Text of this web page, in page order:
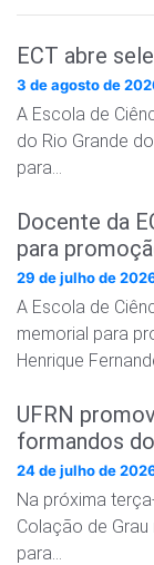
ECT abre
3 de agosto de
A Escola de
do Rio Grande
para…
Docente da
para
29 de julho de
A Escola de
memorial para
Henrique
UFRN
formandos
24 de julho de
Na próxima
Colação de
para…